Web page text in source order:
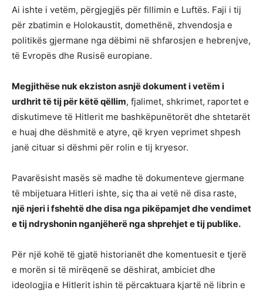
Ai ishte i vetëm, përgjegjës për fillimin e Luftës. Faji i tij
për zbatimin e Holokaustit, domethënë, zhvendosja e
politikës gjermane nga dëbimi në shfarosjen e hebrenjve,
të Evropës dhe Rusisë europiane.
Megjithëse nuk ekziston asnjë dokument i vetëm i
urdhrit të tij për këtë qëllim, fjalimet, shkrimet, raportet e
diskutimeve të Hitlerit me bashkëpunëtorët dhe shtetarët
e huaj dhe dëshmitë e atyre, që kryen veprimet shpesh
janë cituar si dëshmi për rolin e tij kryesor.
Pavarësisht masës së madhe të dokumenteve gjermane
të mbijetuara Hitleri ishte, siç tha ai vetë në disa raste,
një njeri i fshehtë dhe disa nga pikëpamjet dhe vendimet
e tij ndryshonin nganjëherë nga shprehjet e tij publike.
Për një kohë të gjatë historianët dhe komentuesit e tjerë
e morën si të mirëqenë se dëshirat, ambiciet dhe
ideologjia e Hitlerit ishin të përcaktuara kjartë në librin e